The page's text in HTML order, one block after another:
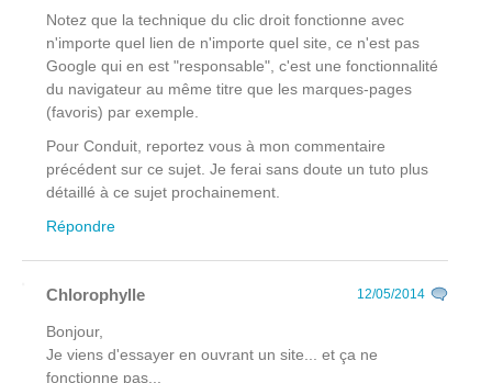
Notez que la technique du clic droit fonctionne avec
n'importe quel lien de n'importe quel site, ce n'est pas
Google qui en est "responsable", c'est une fonctionnalité
du navigateur au même titre que les marques-pages
(favoris) par exemple.
Pour Conduit, reportez vous à mon commentaire
précédent sur ce sujet. Je ferai sans doute un tuto plus
détaillé à ce sujet prochainement.
Répondre
Chlorophylle 12/05/2014
Bonjour,
Je viens d'essayer en ouvrant un site... et ça ne
fonctionne pas...